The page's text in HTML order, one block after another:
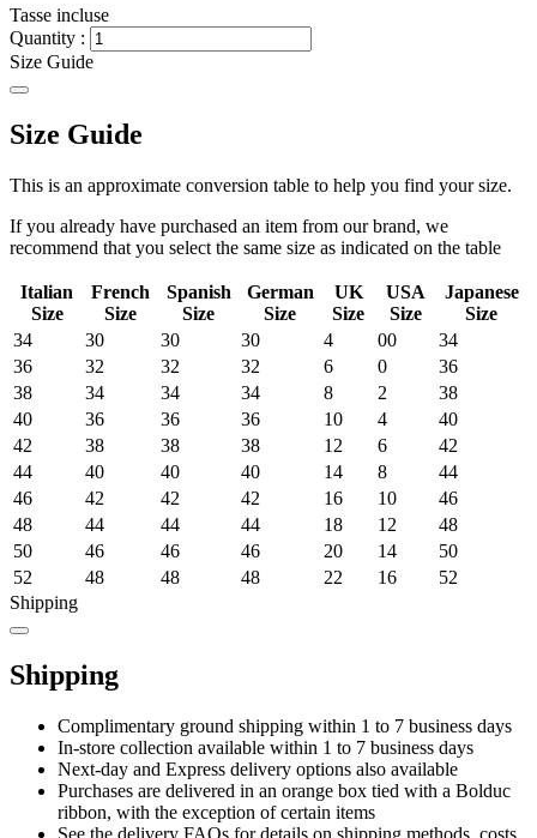
Tasse incluse
Quantity :
Size Guide
Size Guide
This is an approximate conversion table to help you find your size.
If you already have purchased an item from our brand, we
recommend that you select the same size as indicated on the table
Italian
Size
French
Size
Spanish
Size
German
Size
UK
Size
USA
Size
Japanese
Size
34
30 30 30 4 00
34
36
32 32 32 6 0
36
38
34 34 34 8 2
38
40
36 36 36 10 4
40
42
38 38 38 12 6
42
44
40 40 40 14 8
44
46
42 42 42 16 10
46
48
44 44 44 18 12
48
50
46 46 46 20 14
50
52
48 48 48 22 16
52
Shipping
Shipping
Complimentary ground shipping within 1 to 7 business days
In-store collection available within 1 to 7 business days
Next-day and Express delivery options also available
Purchases are delivered in an orange box tied with a Bolduc
ribbon, with the exception of certain items
See the delivery FAQs for details on shipping methods, costs